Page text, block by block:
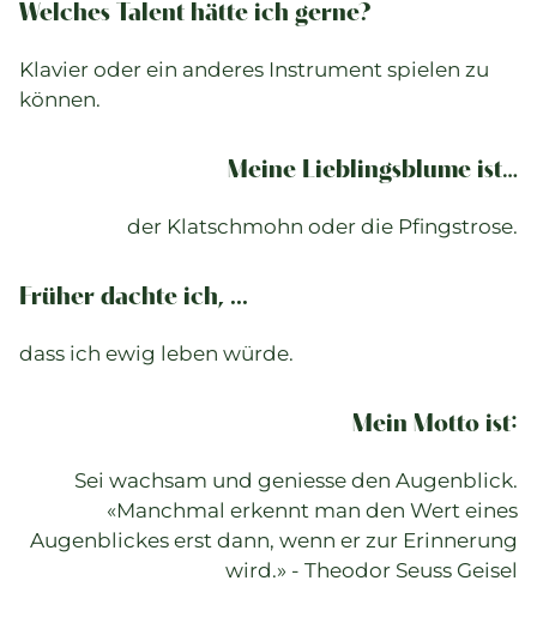
Welches Talent hätte ich gerne?
Klavier oder ein anderes Instrument spielen zu
können.
Meine Lieblingsblume ist…
der Klatschmohn oder die Pfingstrose.
Früher dachte ich, ...
dass ich ewig leben würde.
Mein Motto ist:
Sei wachsam und geniesse den Augenblick.
«Manchmal erkennt man den Wert eines
Augenblickes erst dann, wenn er zur Erinnerung
wird.» - Theodor Seuss Geisel